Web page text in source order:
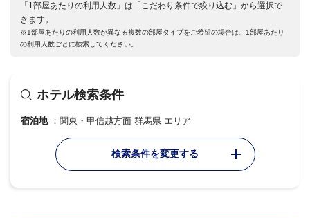
「1部屋あたりの利用人数」は「こだわり条件で絞り込む」から選択で
きます。
※1部屋あたりの利用人数が異なる複数の部屋タイプをご希望の場合は、1部屋あたり
の利用人数ごとに検索してください。
ホテル検索条件
宿泊地 関東・甲信越方面 群馬県 エリア
検索条件を変更する